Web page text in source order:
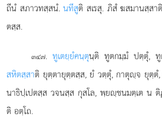
ถีนํ สภาวทสฺสนํ.นทีสูติ สเรสุ. ภิสํ ฆสมานสฺสา
ตสฺส.
๓๔๗.ทูเตยฺยํคนฺตุนฺติ ทูตกมฺมํ ปตฺตุํ, ทู
สหิตสฺสาติ ยุตฺตายุตฺตสฺส, ยํ วตฺตุํ, กาตุฺจ ยุตฺตํ
นาธิปฺเปตสฺส วจนสฺส กุสโล, พฺยฺชนมตฺเต น ติ
ติ อตฺโถ.